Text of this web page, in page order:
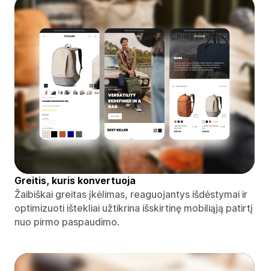
Greitis, kuris konvertuoja
Žaibiškai greitas įkėlimas, reaguojantys išdėstymai ir
optimizuoti ištekliai užtikrina išskirtinę mobiliąją patirtį
nuo pirmo paspaudimo.